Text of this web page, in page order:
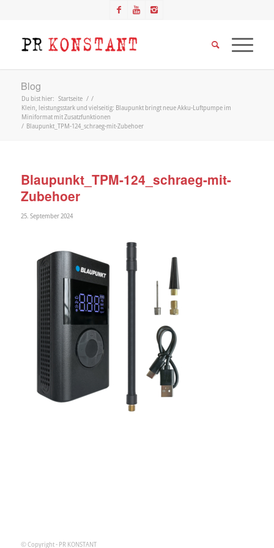
Blog
Du bist hier: Startseite / /
Klein, leistungsstark und vielseitig: Blaupunkt bringt neue Akku-Luftpumpe im
Miniformat mit Zusatzfunktionen
/ Blaupunkt_TPM-124_schraeg-mit-Zubehoer
Blaupunkt_TPM-124_schraeg-mit-
Zubehoer
25. September 2024
© Copyright - PR KONSTANT